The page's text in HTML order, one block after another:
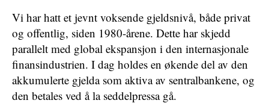
Vi har hatt et jevnt voksende gjeldsnivå, både privat
og offentlig, siden 1980-årene. Dette har skjedd
parallelt med global ekspansjon i den internasjonale
finansindustrien. I dag holdes en økende del av den
akkumulerte gjelda som aktiva av sentralbankene, og
den betales ved å la seddelpressa gå.